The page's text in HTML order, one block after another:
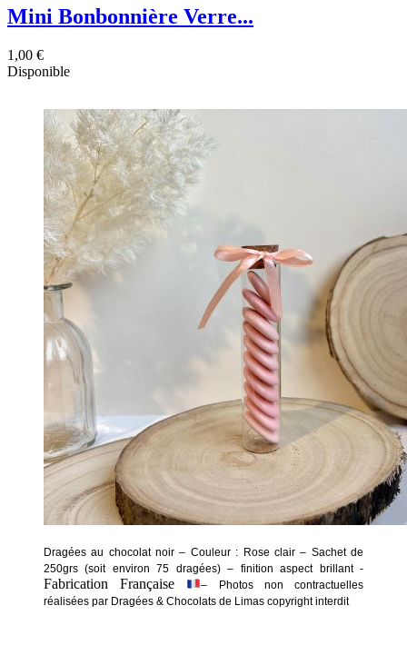
Mini Bonbonnière Verre...
1,00 €
Disponible
Dragées au chocolat noir – Couleur : Rose clair – Sachet de
250grs (soit environ 75 dragées) – finition aspect brillant -
Fabrication Française
– Photos non contractuelles
réalisées par Dragées & Chocolats de Limas copyright interdit